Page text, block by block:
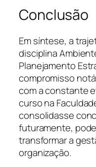
Conclusão
Em síntese, a
disciplina
Planejamento
compromisso
com a constante
curso na
consolidasse
futuramente,
transformar a
organização.